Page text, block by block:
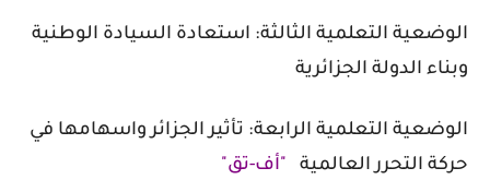
الوضعية التعلمية الثالثة: استعادة السيادة الوطنية
وبناء الدولة الجزائرية
الوضعية التعلمية الرابعة: تأثير الجزائر واسهامها في
حركة التحرر العالمية
"أف-تق"